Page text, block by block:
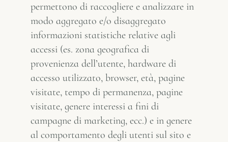
permettono di raccogliere e analizzare in
modo aggregato e/o disaggregato
informazioni statistiche relative agli
accessi (es. zona geografica di
provenienza dell’utente, hardware di
accesso utilizzato, browser, età, pagine
visitate, tempo di permanenza, pagine
visitate, genere interessi a fini di
campagne di marketing, ecc.) e in genere
al comportamento degli utenti sul sito e